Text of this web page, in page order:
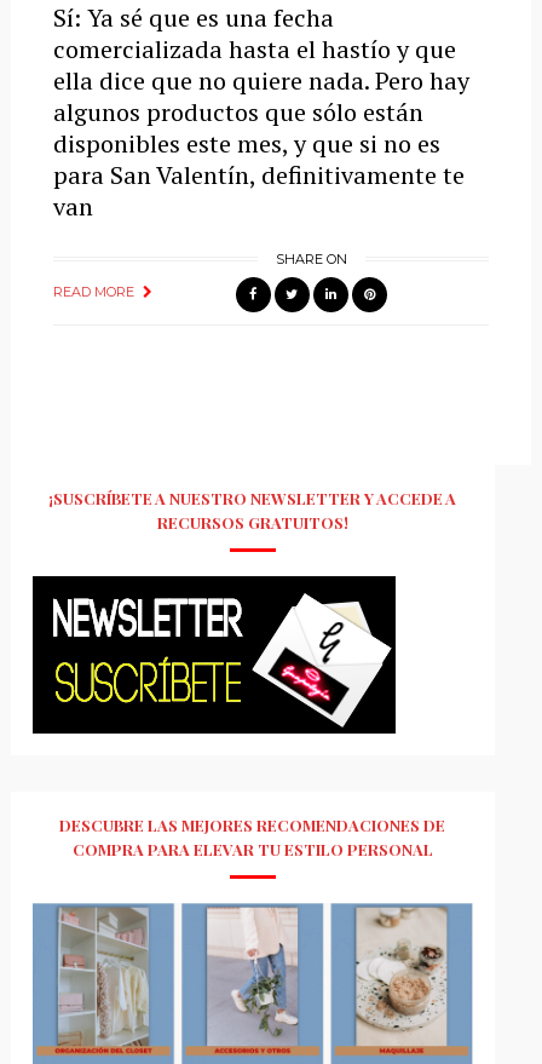
Sí: Ya sé que es una fecha
comercializada hasta el hastío y que
ella dice que no quiere nada. Pero hay
algunos productos que sólo están
disponibles este mes, y que si no es
para San Valentín, definitivamente te
van
READ MORE
SHARE ON
¡SUSCRÍBETE A NUESTRO NEWSLETTER Y ACCEDE A
RECURSOS GRATUITOS!
DESCUBRE LAS MEJORES RECOMENDACIONES DE
COMPRA PARA ELEVAR TU ESTILO PERSONAL